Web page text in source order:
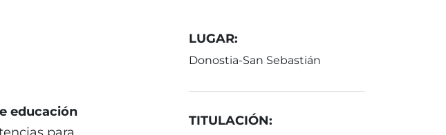
educación
LUGAR:
Donostia-San Sebastián
TITULACIÓN: